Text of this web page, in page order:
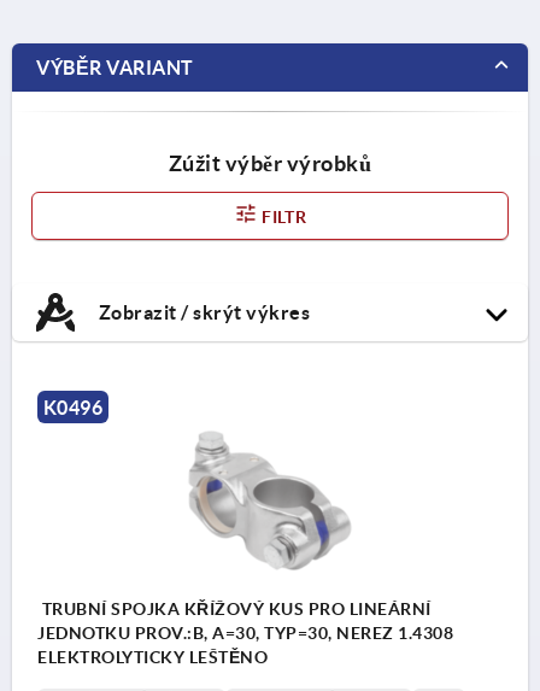
VÝBĚR VARIANT
Zúžit výběr výrobků
FILTR
Zobrazit / skrýt výkres
K0496
TRUBNÍ SPOJKA KŘÍŽOVÝ KUS PRO LINEÁRNÍ
JEDNOTKU PROV.:B, A=30, TYP=30, NEREZ 1.4308
ELEKTROLYTICKY LEŠTĚNO